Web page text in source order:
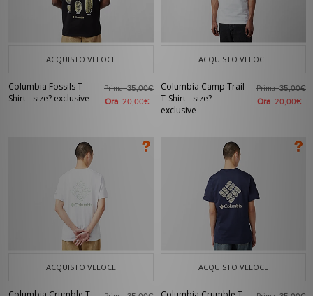
ACQUISTO VELOCE
Columbia Fossils T-
Shirt - size? exclusive
Prima35,00€
Ora 20,00€
ACQUISTO VELOCE
Columbia Camp Trail
T-Shirt - size?
exclusive
Prima35,00€
Ora 20,00€
ACQUISTO VELOCE ACQUISTO VELOCE